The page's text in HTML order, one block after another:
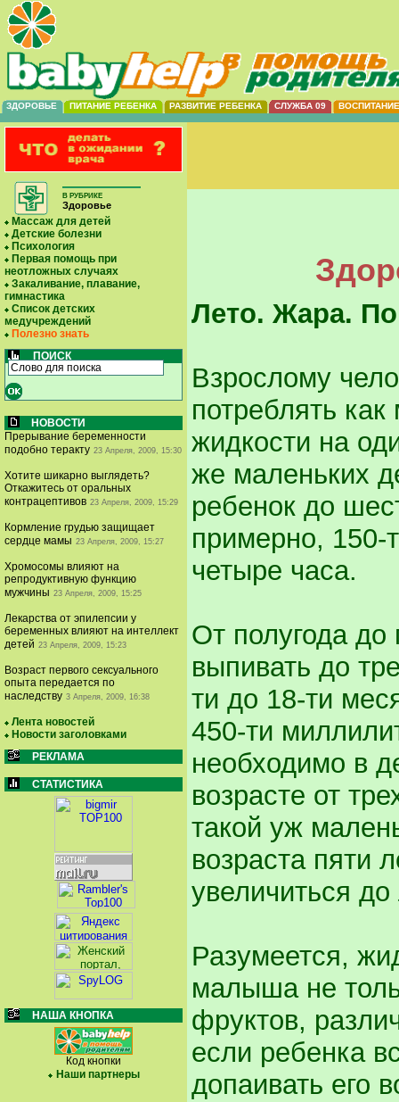
ЗДОРОВЬЕ ПИТАНИЕ РЕБЕНКА РАЗВИТИЕ РЕБЕНКА СЛУЖБА 09 ВОСПИТАНИЕ
В РУБРИКЕ
Здоровье
Массаж для детей
Детские болезни
Психология
Первая помощь при
неотложных случаях
Закаливание, плавание,
гимнастика
Список детских
медучреждений
Полезно знать
ПОИСК
НОВОСТИ
Прерывание беременности
подобно теракту 23 Апреля, 2009, 15:30
Хотите шикарно выглядеть?
Откажитесь от оральных
контрацептивов 23 Апреля, 2009, 15:29
Кормление грудью защищает
сердце мамы 23 Апреля, 2009, 15:27
Хромосомы влияют на
репродуктивную функцию
мужчины 23 Апреля, 2009, 15:25
Лекарства от эпилепсии у
беременных влияют на интеллект
детей 23 Апреля, 2009, 15:23
Возраст первого сексуального
опыта передается по
наследству 3 Апреля, 2009, 16:38
Лента новостей
Новости заголовками
РЕКЛАМА
СТАТИСТИКА
НАША КНОПКА
Код кнопки
Наши партнеры
Лето. Жара.
Взрослому
потреблять
жидкости на
же маленьких
ребенок до
примерно, 150-
четыре часа.
От полугода
выпивать до
ти до 18-ти
450-ти
необходимо в
возрасте от
такой уж
возраста пяти
увеличиться
Разумеется,
малыша не
фруктов,
если ребенка
допаивать его